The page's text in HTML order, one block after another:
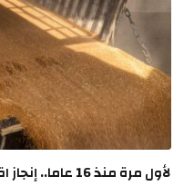
لأول مرة منذ 16 عاما.. إنجاز اقتصادي سوري في وقت قياسي